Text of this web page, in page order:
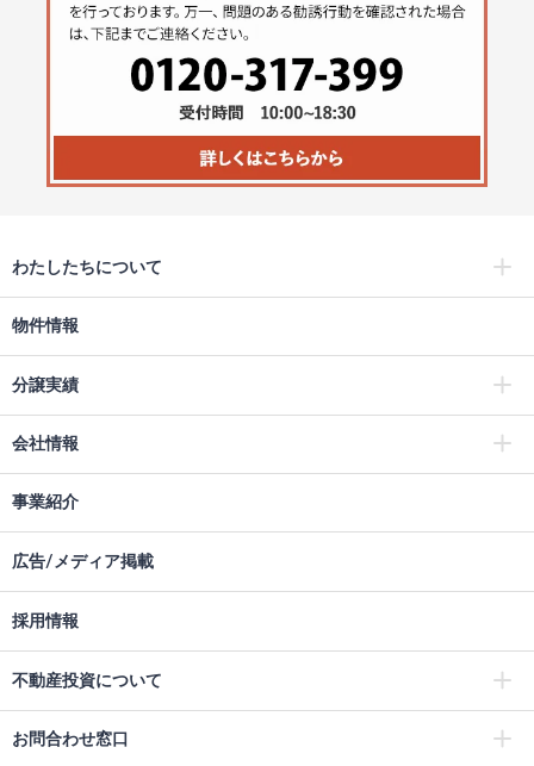
わたしたちについて
物件情報
分譲実績
会社情報
事業紹介
広告/メディア掲載
採用情報
不動産投資について
お問合わせ窓口